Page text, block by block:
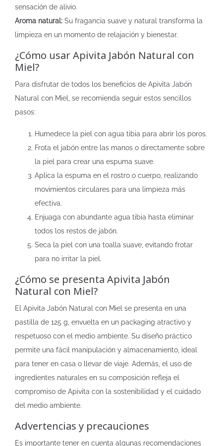
sensación de alivio.
Aroma natural: Su fragancia suave y natural transforma la
limpieza en un momento de relajación y bienestar.
¿Cómo usar Apivita Jabón Natural con
Miel?
Para disfrutar de todos los beneficios de Apivita Jabón
Natural con Miel, se recomienda seguir estos sencillos
pasos:
Humedece la piel con agua tibia para abrir los poros.
Frota el jabón entre las manos o directamente sobre
la piel para crear una espuma suave.
Aplica la espuma en el rostro o cuerpo, realizando
movimientos circulares para una limpieza más
efectiva.
Enjuaga con abundante agua tibia hasta eliminar
todos los restos de jabón.
Seca la piel con una toalla suave, evitando frotar
para no irritar la piel.
¿Cómo se presenta Apivita Jabón
Natural con Miel?
El Apivita Jabón Natural con Miel se presenta en una
pastilla de 125 g, envuelta en un packaging atractivo y
respetuoso con el medio ambiente. Su diseño práctico
permite una fácil manipulación y almacenamiento, ideal
para tener en casa o llevar de viaje. Además, el uso de
ingredientes naturales en su composición refleja el
compromiso de Apivita con la sostenibilidad y el cuidado
del medio ambiente.
Advertencias y precauciones
Es importante tener en cuenta algunas recomendaciones